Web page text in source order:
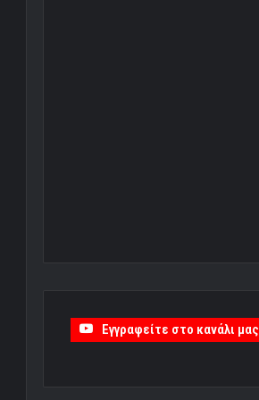
Εγγραφείτε στο κανάλι μας